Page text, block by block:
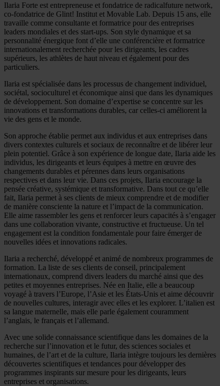
Ilaria Forte est entrepreneuse et fondatrice de radicalfuture network,
co-fondatrice de Glint! Institut et Movable Lab. Depuis 15 ans, elle
travaille comme consultante et formatrice pour des entreprises
leaders mondiales et des start-ups. Son style dynamique et sa
personnalité énergique font d’elle une conférencière et formatrice
internationalement recherchée pour les dirigeants, les cadres
supérieurs, les athlètes de haut niveau et également pour des
particuliers.
Ilaria est spécialisée dans les processus de changement individuel,
sociétal, socioculturel et économique ainsi que dans les dynamiques
de développement. Son domaine d’expertise se concentre sur les
innovations et transformations durables, car celles-ci améliorent la
vie des gens et le monde.
Son approche établie permet aux individus et aux entreprises dans
divers contextes culturels et sociaux de reconnaître et de libérer leur
plein potentiel. Grâce à son expérience de longue date, Ilaria aide les
individus, les dirigeants et leurs équipes à mettre en œuvre des
changements durables et pérennes dans leurs organisations
respectives et dans leur vie. Dans ces projets, Ilaria encourage la
pensée créative, systémique et transformative. Dans tout ce qu’elle
fait, Ilaria permet à ses clients de mieux comprendre et de modifier
de manière consciente la nature et l’impact de la communication.
Elle aime rassembler les gens et renforcer leurs capacités à s’engager
dans une collaboration vivante, constructive et fructueuse. Un tel
engagement est la condition fondamentale pour faire émerger de
nouvelles idées et innovations radicales.
Ilaria a recherché, développé et animé de nombreux programmes de
formation. La liste de ses clients de conseil, principalement
internationaux, comprend divers leaders du marché ainsi que des
petites et moyennes entreprises. Née en Italie, elle a beaucoup
voyagé à travers l’Europe, l’Asie et les États-Unis et aime découvrir
de nouvelles cultures, interagir avec elles et les explorer. L’italien est
sa langue maternelle, mais elle parle également couramment
l’anglais, le français et l’allemand.
Avec une solide connaissance scientifique dans les domaines de la
recherche sur l’innovation et le futur, des sciences sociales et
humaines, de l’art et de la culture, Ilaria intègre toujours les dernières
découvertes scientifiques et tendances pour développer des
programmes inspirants sur mesure pour les dirigeants, leurs
entreprises et organisations.